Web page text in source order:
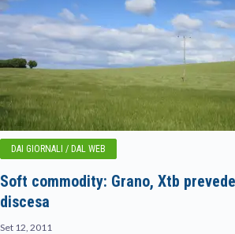
DAI GIORNALI / DAL WEB
Soft commodity: Grano, Xtb
discesa
Set 12, 2011